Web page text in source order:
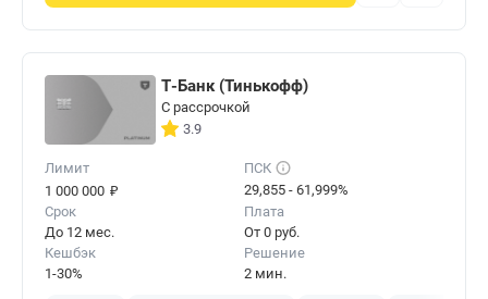
Т-Банк (Тинькофф)
С рассрочкой
3.9
Лимит
1 000 000 ₽
ПСК
29,855 - 61,999%
Срок
До 12 мес.
Плата
От 0 руб.
Кешбэк
1-30%
Решение
2 мин.